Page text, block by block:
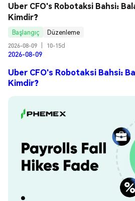
Uber CFO's Robotaksi Bahsi:
Kimdir?
Başlangıç
Düzenleme
2026-08-09
10-15d
2026-08-09
Uber CFO's Robotaksi Bahsi:
Kimdir?